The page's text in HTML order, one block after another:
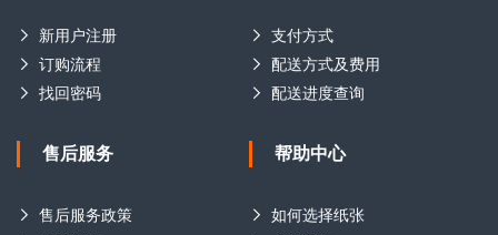
新用户注册
订购流程
找回密码
支付方式
配送方式及费用
配送进度查询
售后服务
售后服务政策
帮助中心
如何选择纸张